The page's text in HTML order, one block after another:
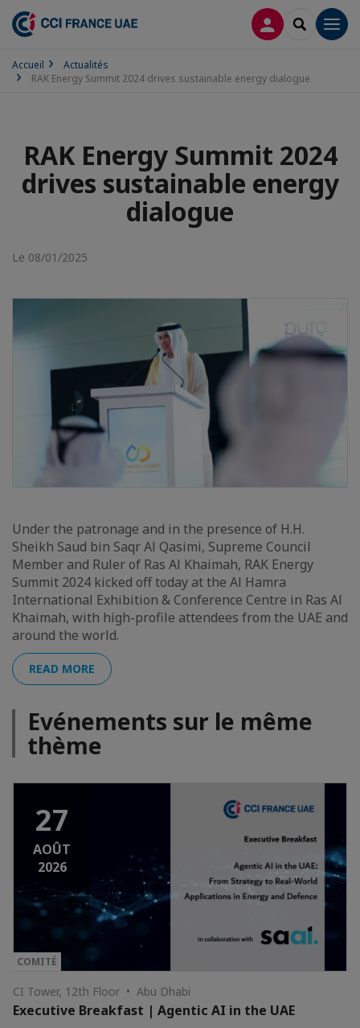
CONNEXION
Accueil
Actualités
RAK Energy Summit 2024 drives sustainable energy dialogue
RAK Energy Summit 2024
drives sustainable energy
dialogue
Le 08/01/2025
Under the patronage and in the presence of H.H.
Sheikh Saud bin Saqr Al Qasimi, Supreme Council
Member and Ruler of Ras Al Khaimah, RAK Energy
Summit 2024 kicked off today at the Al Hamra
International Exhibition & Conference Centre in Ras Al
Khaimah, with high-profile attendees from the UAE and
around the world.
READ MORE
Evénements sur le même
thème
27
AOÛT
2026
COMITÉ
CI Tower, 12th Floor • Abu Dhabi
Executive Breakfast | Agentic AI in the UAE